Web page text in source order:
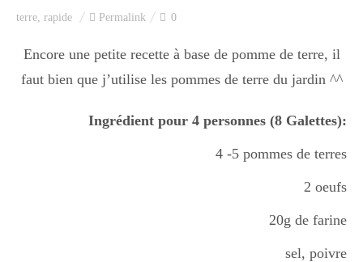
terre, rapide Permalink 0
Encore une petite recette à base de pomme de terre, il
faut bien que j’utilise les pommes de terre du jardin ^^
Ingrédient pour 4 personnes (8 Galettes):
4 -5 pommes de terres
2 oeufs
20g de farine
sel, poivre